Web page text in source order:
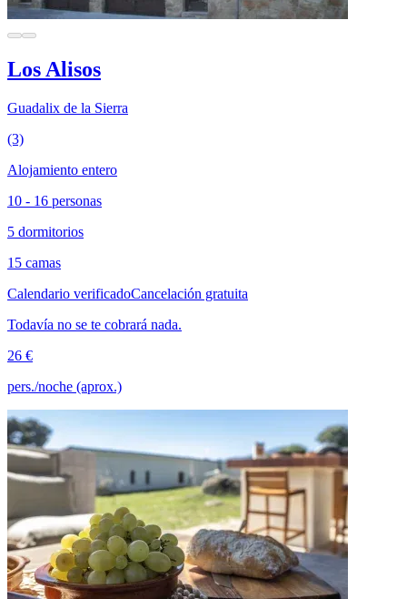
Los Alisos
Guadalix de la Sierra
(3)
Alojamiento entero
10 - 16 personas
5 dormitorios
15 camas
Calendario verificadoCancelación gratuita
Todavía no se te cobrará nada.
26 €
pers./noche (aprox.)